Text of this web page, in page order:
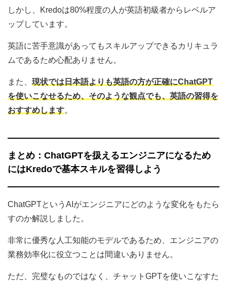
しかし、Kredoは80%程度の人が英語初級者からレベルア
ップしています。
英語に苦手意識があってもスキルアップできるカリキュラ
ムであるため心配ありません。
また、 現状では日本語よりも英語の方が正確にChatGPT
を使いこなせるため、そのような観点でも、英語の習得を
おすすめします。
まとめ：ChatGPTを扱えるエンジニアになるため
にはKredoで基本スキルを習得しよう
ChatGPTというAIがエンジニアにどのような変化をもたら
すのか解説しました。
非常に優秀な人工知能のモデルであるため、エンジニアの
業務効率化に役立つことは間違いありません。
ただ、完璧なものではなく、チャットGPTを使いこなすた